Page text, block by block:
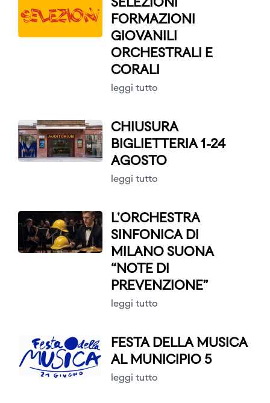
SELEZIONI
FORMAZIONI
GIOVANILI
ORCHESTRALI E
CORALI
leggi tutto
CHIUSURA
BIGLIETTERIA 1-24
AGOSTO
leggi tutto
L'ORCHESTRA
SINFONICA DI
MILANO SUONA
“NOTE DI
PREVENZIONE”
leggi tutto
FESTA DELLA MUSICA
AL MUNICIPIO 5
leggi tutto